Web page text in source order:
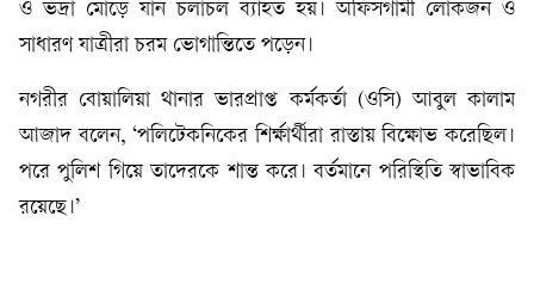
ও ভদ্রা মোড়ে যান চলাচল ব্যাহত হয়। অফিসগামী লোকজন ও
সাধারণ যাত্রীরা চরম ভোগান্তিতে পড়েন।
নগরীর বোয়ালিয়া থানার ভারপ্রাপ্ত কর্মকর্তা (ওসি) আবুল কালাম
আজাদ বলেন, ‘পলিটেকনিকের শির্ক্ষার্থীরা রাস্তায় বিক্ষোভ করেছিল।
পরে পুলিশ গিয়ে তাদেরকে শান্ত করে। বর্তমানে পরিস্থিতি স্বাভাবিক
রয়েছে।’